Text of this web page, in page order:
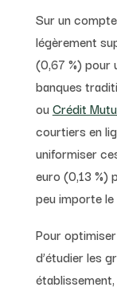
Sur un
légèrement
(0,67 %) pour
banques
ou Crédit
courtiers en
uniformiser
euro (0,13 %)
peu importe
Pour
d’étudier les